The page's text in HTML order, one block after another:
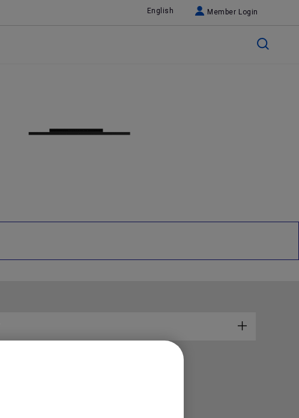
English Member Login